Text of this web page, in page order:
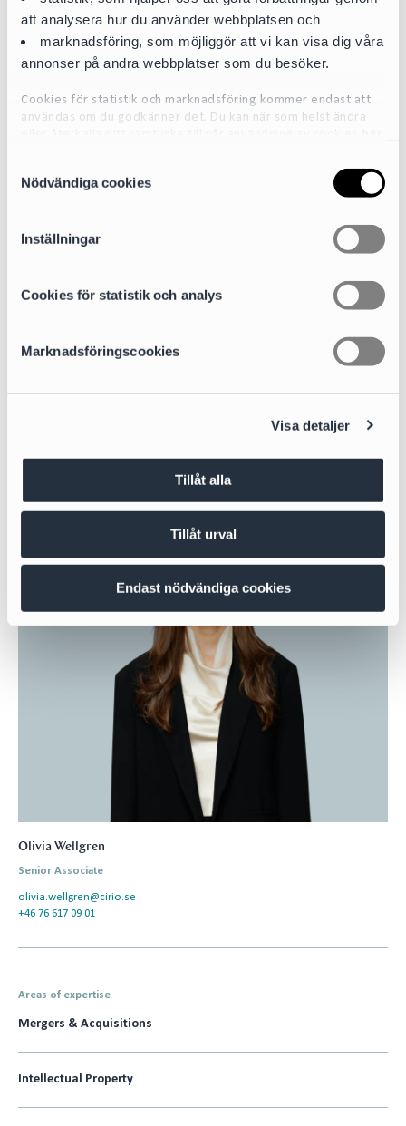
att analysera hur du använder webbplatsen och
marknadsföring, som möjliggör att vi kan visa dig våra
annonser på andra webbplatser som du besöker.
Cookies för statistik och marknadsföring kommer endast att
användas om du godkänner det. Du kan när som helst ändra
För mer detaljerad information om de cookies vi använder, se
vår Cookiepolicy, som finns tillgänglig
Nödvändiga cookies
Inställningar
Cookies för statistik och analys
Marknadsföringscookies
Visa detaljer
Tillåt alla
Tillåt urval
Endast nödvändiga cookies
clara.granlund@cirio.se
Olivia Wellgren
Senior Associate
olivia.wellgren@cirio.se
+46 76 617 09 01
Areas of expertise
Mergers & Acquisitions
Intellectual Property